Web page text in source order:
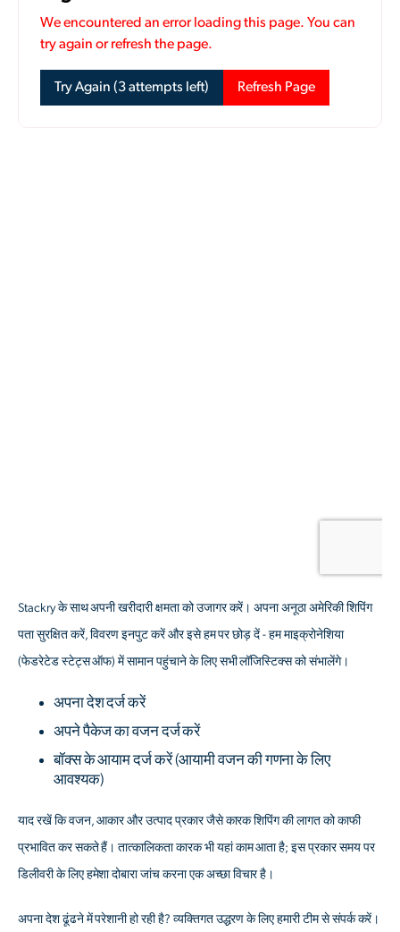
Stackry के साथ अपनी खरीदारी क्षमता को उजागर करें। अपना अनूठा अमेरिकी शिपिंग
पता सुरक्षित करें, विवरण इनपुट करें और इसे हम पर छोड़ दें - हम माइक्रोनेशिया
(फेडरेटेड स्टेट्स ऑफ) में सामान पहुंचाने के लिए सभी लॉजिस्टिक्स को संभालेंगे।
अपना देश दर्ज करें
अपने पैकेज का वजन दर्ज करें
बॉक्स के आयाम दर्ज करें(आयामी वजन की गणना के लिए
आवश्यक)
याद रखें कि वजन, आकार और उत्पाद प्रकार जैसे कारक शिपिंग की लागत को काफी
प्रभावित कर सकते हैं। तात्कालिकता कारक भी यहां काम आता है; इस प्रकार समय पर
डिलीवरी के लिए हमेशा दोबारा जांच करना एक अच्छा विचार है।
अपना देश ढूंढने में परेशानी हो रही है? व्यक्तिगत उद्धरण के लिए हमारी टीम से संपर्क करें।